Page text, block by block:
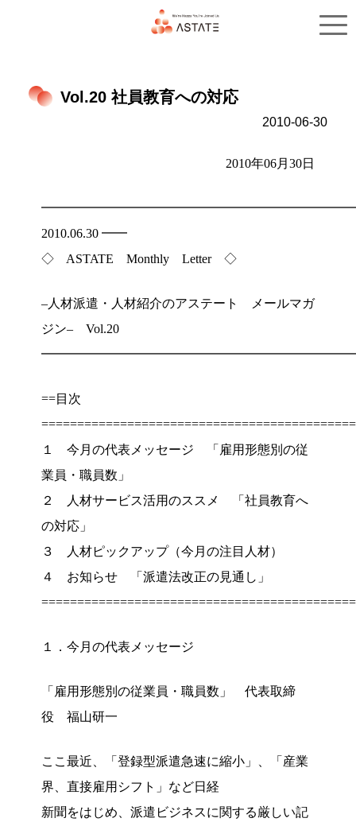
Vol.20 社員教育への対応
2010-06-30
2010年06月30日
2010.06.30 ━━
◇ ASTATE Monthly Letter ◇
–人材派遣・人材紹介のアステート メールマガ
ジン– Vol.20
==目次
１ 今月の代表メッセージ 「雇用形態別の従
業員・職員数」
２ 人材サービス活用のススメ 「社員教育へ
の対応」
３ 人材ピックアップ（今月の注目人材）
４ お知らせ 「派遣法改正の見通し」
１．今月の代表メッセージ
「雇用形態別の従業員・職員数」 代表取締
役 福山研一
ここ最近、「登録型派遣急速に縮小」、「産業
界、直接雇用シフト」など日経
新聞をはじめ、派遣ビジネスに関する厳しい記